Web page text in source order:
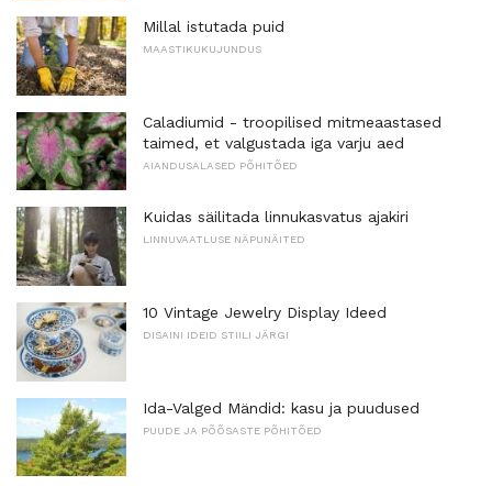
Millal istutada puid
MAASTIKUKUJUNDUS
Caladiumid - troopilised mitmeaastased
taimed, et valgustada iga varju aed
AIANDUSALASED PÕHITÕED
Kuidas säilitada linnukasvatus ajakiri
LINNUVAATLUSE NÄPUNÄITED
10 Vintage Jewelry Display Ideed
DISAINI IDEID STIILI JÄRGI
Ida-Valged Mändid: kasu ja puudused
PUUDE JA PÕÕSASTE PÕHITÕED